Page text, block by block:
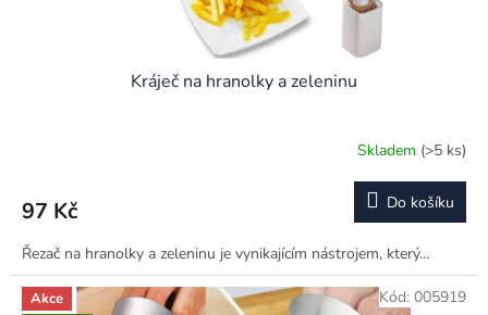
Kráječ na hranolky a zeleninu
Skladem (>5 ks)
97 Kč Do košíku
Řezač na hranolky a zeleninu je vynikajícím nástrojem, který...
Akce
Kód: 005919